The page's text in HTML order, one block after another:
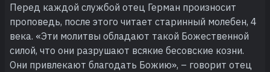
Перед каждой службой отец Герман произносит
проповедь, после этого читает старинный молебен, 4
века. «Эти молитвы обладают такой Божественной
силой, что они разрушают всякие бесовские козни.
Они привлекают благодать Божию», – говорит отец